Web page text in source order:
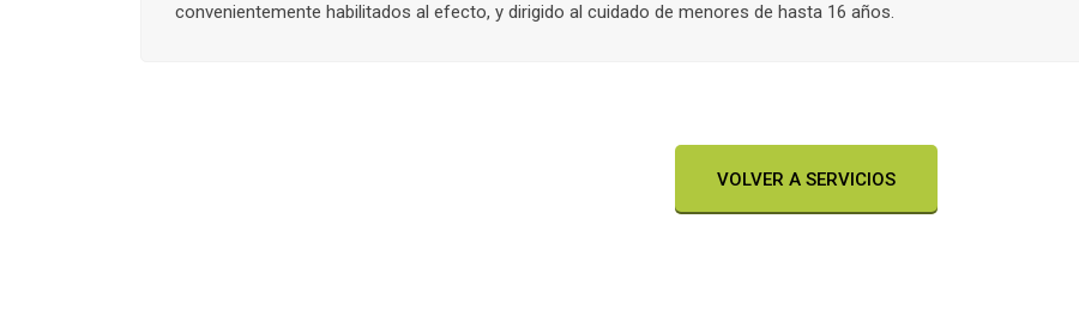
convenientemente habilitados al efecto, y dirigido al cuidado de menores de hasta 16 años.
VOLVER A SERVICIOS